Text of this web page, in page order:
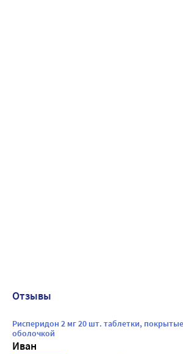
Отзывы
Рисперидон 2 мг 20 шт. таблетки,
оболочкой
Иван